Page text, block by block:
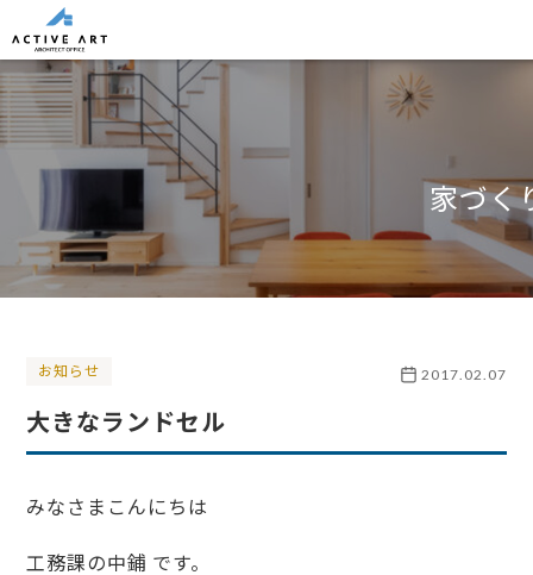
家づく
お知らせ 2017.02.07
大きなランドセル
みなさまこんにちは
工務課の中鋪 です。